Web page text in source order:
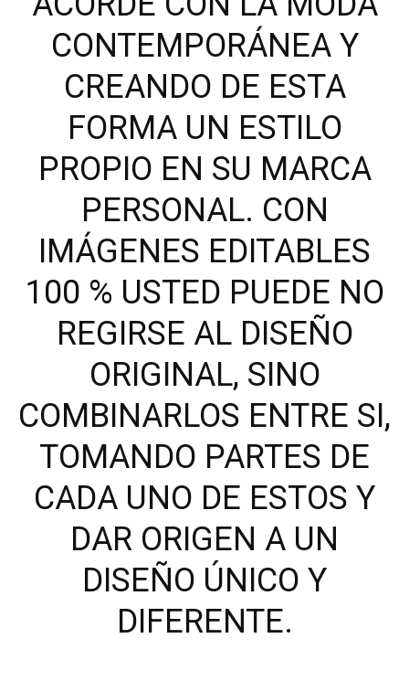
CONTEMPORÁNEA Y
CREANDO DE ESTA
FORMA UN ESTILO
PROPIO EN SU MARCA
PERSONAL. CON
IMÁGENES EDITABLES
100 % USTED PUEDE NO
REGIRSE AL DISEÑO
ORIGINAL, SINO
COMBINARLOS ENTRE SI,
TOMANDO PARTES DE
CADA UNO DE ESTOS Y
DAR ORIGEN A UN
DISEÑO ÚNICO Y
DIFERENTE.